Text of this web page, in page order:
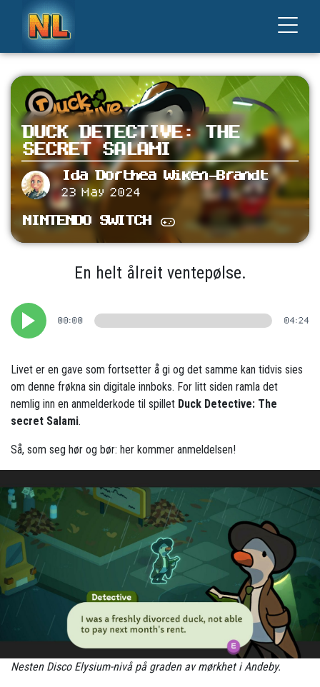
DUCK DETECTIVE: THE
SECRET SALAMI
Ida Dorthea Wiken-Brandt
23 May 2024
NINTENDO SWITCH
En helt ålreit ventepølse.
00:00 04:24
Livet er en gave som fortsetter å gi og det samme kan tidvis sies
om denne frøkna sin digitale innboks. For litt siden ramla det
nemlig inn en anmelderkode til spillet Duck Detective: The
secret Salami.
Så, som seg hør og bør: her kommer anmeldelsen!
Nesten Disco Elysium-nivå på graden av mørkhet i Andeby.